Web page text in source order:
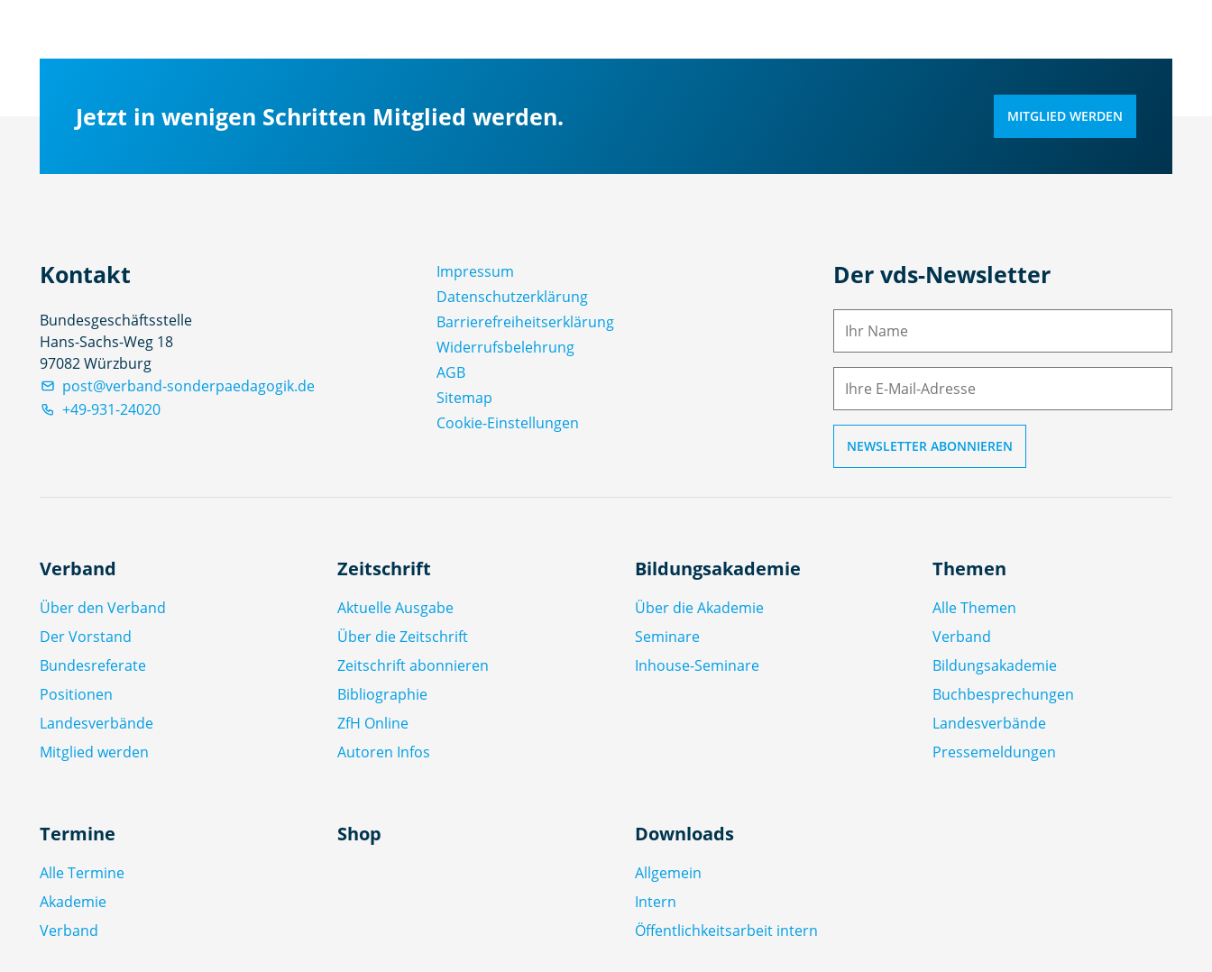
Jetzt in wenigen Schritten Mitglied werden. MITGLIED WERDEN
Kontakt
Bundesgeschäftsstelle
Hans-Sachs-Weg 18
97082 Würzburg
post@verband-sonderpaedagogik.de
+49-931-24020
Impressum
Datenschutz­erklärung
Barrierefreiheitserklärung
Widerrufsbelehrung
AGB
Sitemap
Cookie-Einstellungen
Der vds-Newsletter
N
M
Verband
Über den Verband
Der Vorstand
Bundesreferate
Positionen
Landesverbände
Mitglied werden
Zeitschrift
Aktuelle Ausgabe
Über die Zeitschrift
Zeitschrift abonnieren
Bibliographie
ZfH Online
Autoren Infos
Bildungsakademie
Über die Akademie
Seminare
Inhouse-Seminare
Themen
Alle Themen
Verband
Bildungsakademie
Buchbesprechungen
Landesverbände
Pressemeldungen
Termine
Alle Termine
Akademie
Verband
Shop Downloads
Allgemein
Intern
Öffentlichkeitsarbeit intern